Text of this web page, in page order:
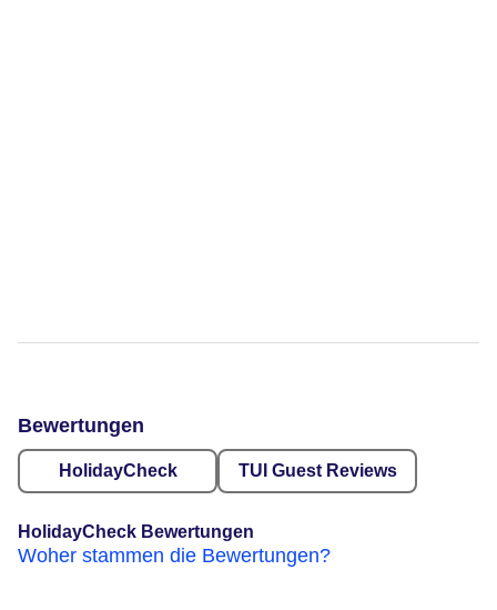
Bewertungen
HolidayCheck TUI Guest Reviews
HolidayCheck Bewertungen
Woher stammen die Bewertungen?